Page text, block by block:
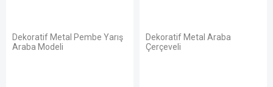
Dekoratif Metal Pembe Yarış
Araba Modeli
Dekoratif Metal Araba
Çerçeveli